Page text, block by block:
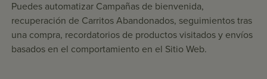
Puedes automatizar Campañas de bienvenida,
recuperación de Carritos Abandonados, seguimientos tras
una compra, recordatorios de productos visitados y envíos
basados en el comportamiento en el Sitio Web.